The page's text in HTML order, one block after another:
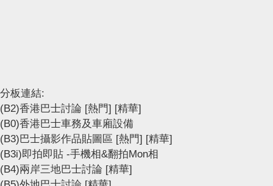
分板連結:
(B2)香港巴士討論 [熱門] [精華]
(B0)香港巴士車務及車廂設備
(B3)巴士攝影作品貼圖區 [熱門] [精華]
(B3i)即拍即貼 -手機相&翻拍Mon相
(B4)兩岸三地巴士討論 [精華]